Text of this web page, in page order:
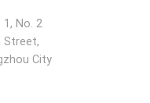
1, No. 2
Street,
City